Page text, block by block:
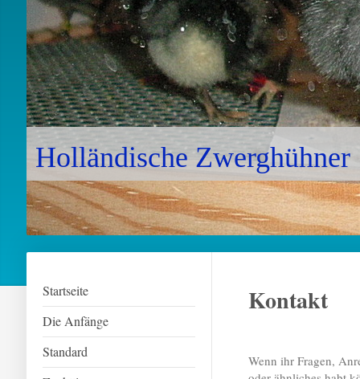
Holländische Zwerghühner
Startseite
Die Anfänge
Standard
Kontakt
Wenn ihr Fragen,